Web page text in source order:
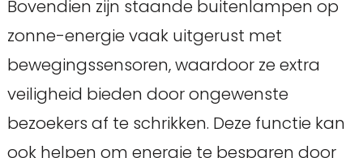
Bovendien zijn staande buitenlampen op
zonne-energie vaak uitgerust met
bewegingssensoren, waardoor ze extra
veiligheid bieden door ongewenste
bezoekers af te schrikken. Deze functie kan
ook helpen om energie te besparen door